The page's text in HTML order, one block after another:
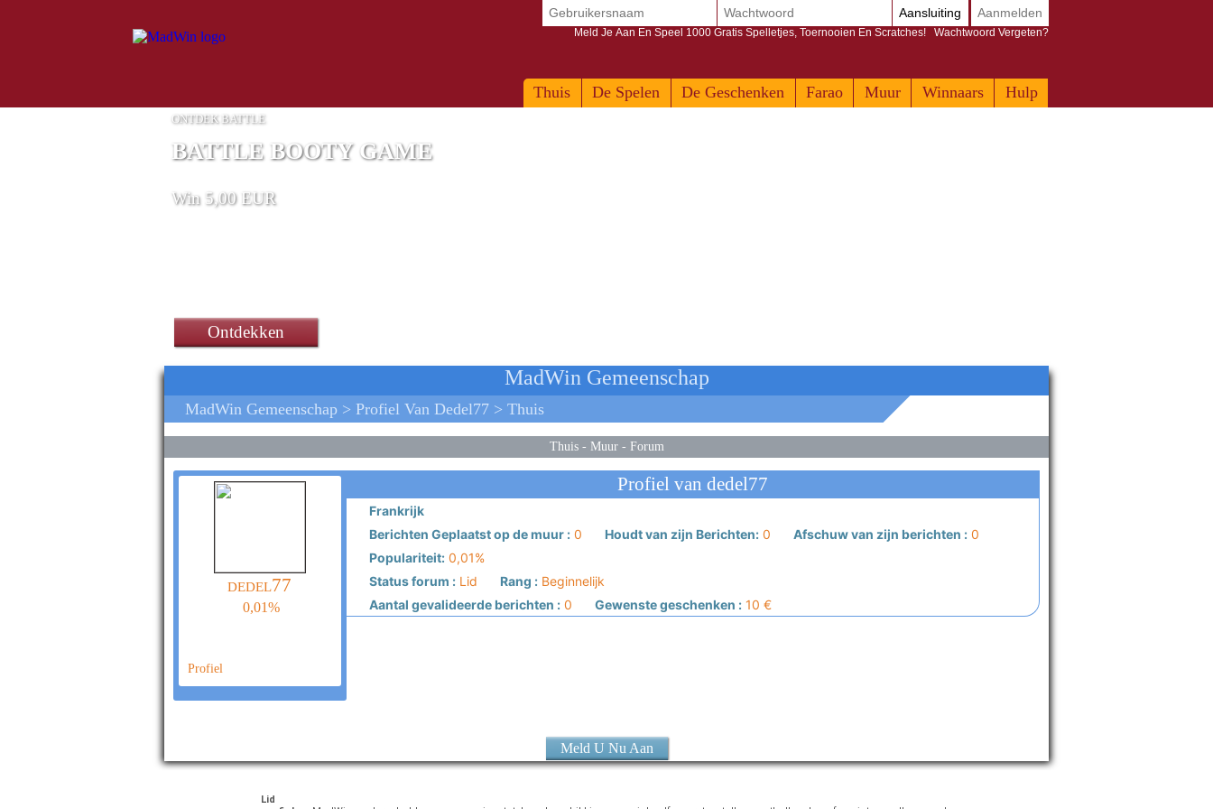
Thuis De Spelen De Geschenken Farao Muur Winnaars Hulp
Aansluiting Aanmelden
Meld Je Aan En Speel 1000 Gratis Spelletjes, Toernooien En Scratches! Wachtwoord Vergeten?
ONTDEK BATTLE
BATTLE BOOTY GAME
Win 5,00 EUR
Ontdekken
een Xbox Series S-game - 1TB - Carbon Black
MadWin Gemeenschap
MadWin Gemeenschap > Profiel Van Dedel77 > Thuis
Thuis- Muur- Forum
dedel77
0,01%
Profiel
Profiel van dedel77
Frankrijk
Berichten Geplaatst op de muur :0 Houdt van zijn Berichten:0 Afschuw van zijn berichten :0
Populariteit:0,01%
Status forum :Lid Rang :Beginnelijk
Aantal gevalideerde berichten :0 Gewenste geschenken :10 €
Meld U Nu Aan
Lid